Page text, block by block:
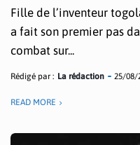
Fille de l’inventeur
a fait son premier pas
combat sur...
Rédigé par : La rédaction 25/08/
READ MORE